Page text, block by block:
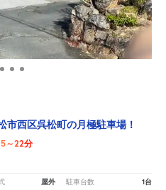
市西区呉松町の月極駐車場！
～22分
屋外 駐車台数 1台